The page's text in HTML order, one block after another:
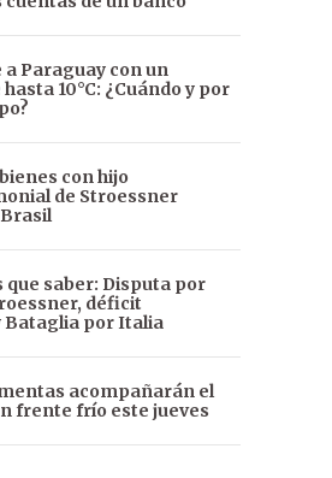
a Paraguay con un
10°C: ¿Cuándo y por
con hijo
de Stroessner
que saber: Disputa por
déficit
Bataglia por Italia
acompañarán el
frente frío este jueves